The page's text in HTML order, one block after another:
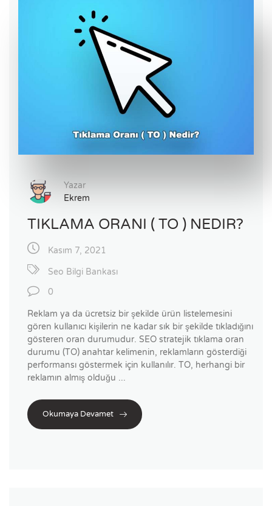
Yazar
Ekrem
TIKLAMA ORANI ( TO ) NEDIR?
Kasım 7, 2021
Seo Bilgi Bankası
0
Reklam ya da ücretsiz bir şekilde ürün listelemesini
gören kullanıcı kişilerin ne kadar sık bir şekilde tıkladığını
gösteren oran durumudur. SEO stratejik tıklama oran
durumu (TO) anahtar kelimenin, reklamların gösterdiği
performansı göstermek için kullanılır. TO, herhangi bir
reklamın almış olduğu ...
Okumaya Devamet